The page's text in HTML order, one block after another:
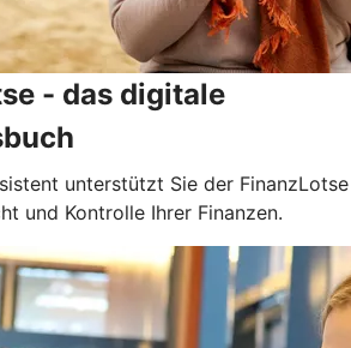
- das digitale
unterstützt Sie der FinanzLotse
und Kontrolle Ihrer Finanzen.